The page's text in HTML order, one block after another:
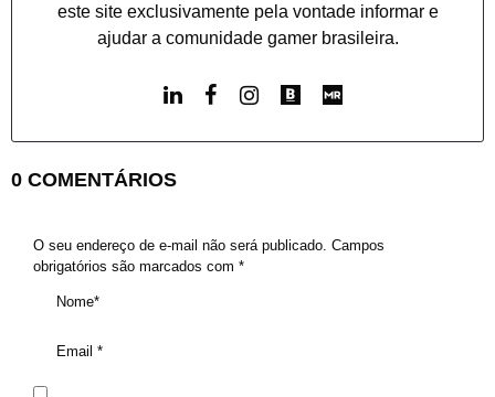
este site exclusivamente pela vontade informar e
ajudar a comunidade gamer brasileira.
0 COMENTÁRIOS
O seu endereço de e-mail não será publicado. Campos
obrigatórios são marcados com *